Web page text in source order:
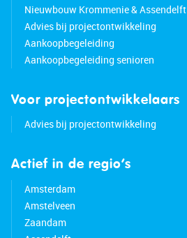
Nieuwbouw Krommenie & Assendelft
Advies bij projectontwikkeling
Aankoopbegeleiding
Aankoopbegeleiding senioren
Voor projectontwikkelaars
Advies bij projectontwikkeling
Actief in de regio’s
Amsterdam
Amstelveen
Zaandam